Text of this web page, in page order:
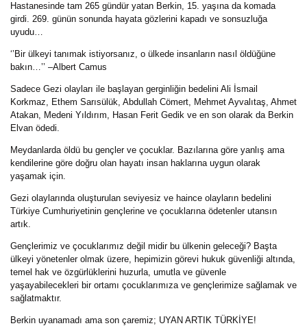
Hastanesinde tam 265 gündür yatan Berkin, 15. yaşına da komada
girdi. 269. günün sonunda hayata gözlerini kapadı ve sonsuzluğa
uyudu…
‘’Bir ülkeyi tanımak istiyorsanız, o ülkede insanların nasıl öldüğüne
bakın…’’ –Albert Camus
Sadece Gezi olayları ile başlayan gerginliğin bedelini Ali İsmail
Korkmaz, Ethem Sarısülük, Abdullah Cömert, Mehmet Ayvalıtaş, Ahmet
Atakan, Medeni Yıldırım, Hasan Ferit Gedik ve en son olarak da Berkin
Elvan ödedi.
Meydanlarda öldü bu gençler ve çocuklar. Bazılarına göre yanlış ama
kendilerine göre doğru olan hayatı insan haklarına uygun olarak
yaşamak için.
Gezi olaylarında oluşturulan seviyesiz ve haince olayların bedelini
Türkiye Cumhuriyetinin gençlerine ve çocuklarına ödetenler utansın
artık.
Gençlerimiz ve çocuklarımız değil midir bu ülkenin geleceği? Başta
ülkeyi yönetenler olmak üzere, hepimizin görevi hukuk güvenliği altında,
temel hak ve özgürlüklerini huzurla, umutla ve güvenle
yaşayabilecekleri bir ortamı çocuklarımıza ve gençlerimize sağlamak ve
sağlatmaktır.
Berkin uyanamadı ama son çaremiz; UYAN ARTIK TÜRKİYE!